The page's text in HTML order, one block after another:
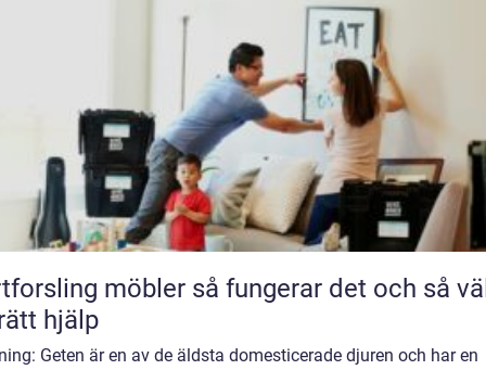
möbler så fungerar det och så väljer
hjälp
Geten är en av de äldsta domesticerade djuren och har en